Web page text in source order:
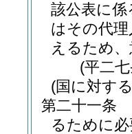
該公表に
はその代
えるため
(平二
(国に対す
第二十一条
るために